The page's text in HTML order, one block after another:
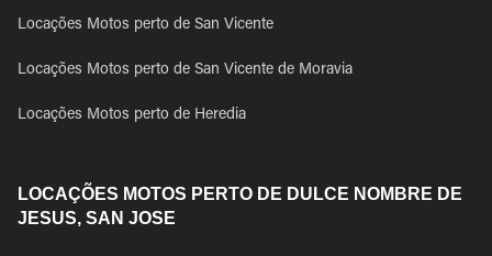
Locações Motos perto de San Vicente
Locações Motos perto de San Vicente de Moravia
Locações Motos perto de Heredia
LOCAÇÕES MOTOS PERTO DE DULCE NOMBRE DE
JESUS, SAN JOSE